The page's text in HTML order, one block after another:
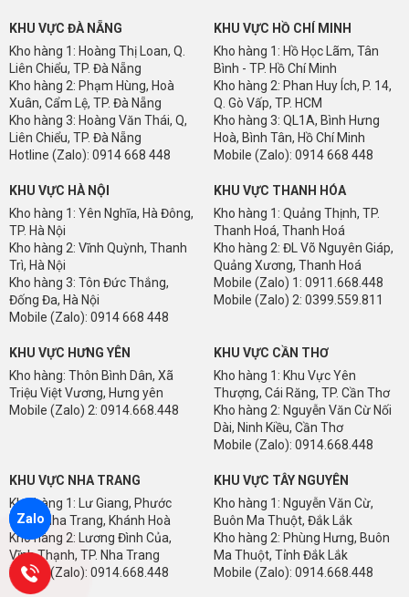
KHU VỰC ĐÀ NẴNG
Kho hàng 1: Hoàng Thị Loan, Q.
Liên Chiểu, TP. Đà Nẵng
Kho hàng 2: Phạm Hùng, Hoà
Xuân, Cẩm Lệ, TP. Đà Nẵng
Kho hàng 3: Hoàng Văn Thái, Q,
Liên Chiểu, TP. Đà Nẵng
Hotline (Zalo): 0914 668 448
KHU VỰC HỒ CHÍ MINH
Kho hàng 1: Hồ Học Lãm, Tân
Bình - TP. Hồ Chí Minh
Kho hàng 2: Phan Huy Ích, P. 14,
Q. Gò Vấp, TP. HCM
Kho hàng 3: QL1A, Bình Hưng
Hoà, Bình Tân, Hồ Chí Minh
Mobile (Zalo): 0914 668 448
KHU VỰC HÀ NỘI
Kho hàng 1: Yên Nghĩa, Hà Đông,
TP. Hà Nội
Kho hàng 2: Vĩnh Quỳnh, Thanh
Trì, Hà Nội
Kho hàng 3: Tôn Đức Thắng,
Đống Đa, Hà Nội
Mobile (Zalo): 0914 668 448
KHU VỰC THANH HÓA
Kho hàng 1: Quảng Thịnh, TP.
Thanh Hoá, Thanh Hoá
Kho hàng 2: ĐL Võ Nguyên Giáp,
Quảng Xương, Thanh Hoá
Mobile (Zalo) 1: 0911.668.448
Mobile (Zalo) 2: 0399.559.811
KHU VỰC HƯNG YÊN
Kho hàng: Thôn Bình Dân, Xã
Triệu Việt Vương, Hưng yên
Mobile (Zalo) 2: 0914.668.448
KHU VỰC CẦN THƠ
Kho hàng 1: Khu Vực Yên
Thượng, Cái Răng, TP. Cần Thơ
Kho hàng 2: Nguyễn Văn Cừ Nối
Dài, Ninh Kiều, Cần Thơ
Mobile (Zalo): 0914.668.448
KHU VỰC NHA TRANG
Kho hàng 1: Lư Giang, Phước
Thuỷ, Nha Trang, Khánh Hoà
Kho hàng 2: Lương Đình Của,
Vĩnh Thạnh, TP. Nha Trang
Mobile (Zalo): 0914.668.448
KHU VỰC TÂY NGUYÊN
Kho hàng 1: Nguyễn Văn Cừ,
Buôn Ma Thuột, Đắk Lắk
Kho hàng 2: Phùng Hưng, Buôn
Ma Thuột, Tỉnh Đắk Lắk
Mobile (Zalo): 0914.668.448
Zalo